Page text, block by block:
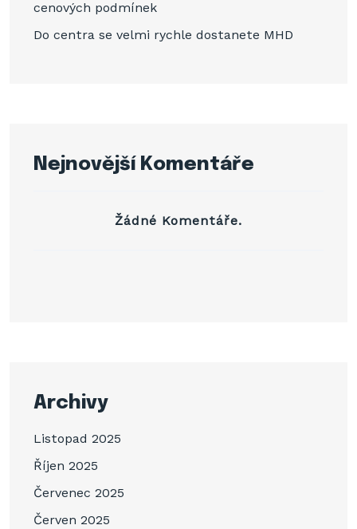
cenových podmínek
Do centra se velmi rychle dostanete MHD
Nejnovější Komentáře
Žádné Komentáře.
Archivy
Listopad 2025
Říjen 2025
Červenec 2025
Červen 2025